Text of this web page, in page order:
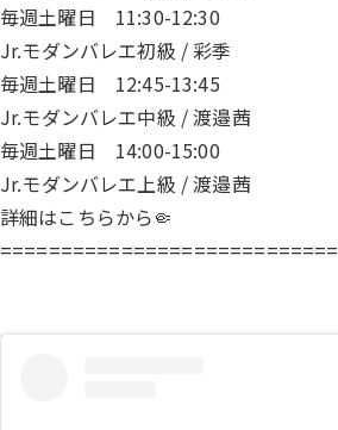
毎週土曜日 11:30-12:30
Jr.モダンバレエ初級 / 彩季
毎週土曜日 12:45-13:45
Jr.モダンバレエ中級 / 渡邉茜
毎週土曜日 14:00-15:00
Jr.モダンバレエ上級 / 渡邉茜
詳細はこちらから🤏
============================